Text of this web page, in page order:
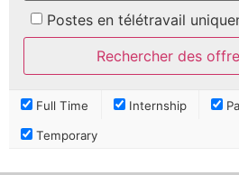
Postes en télétravail
Full Time Internship
Temporary